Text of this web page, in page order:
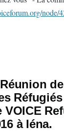
node/
à Iéna.